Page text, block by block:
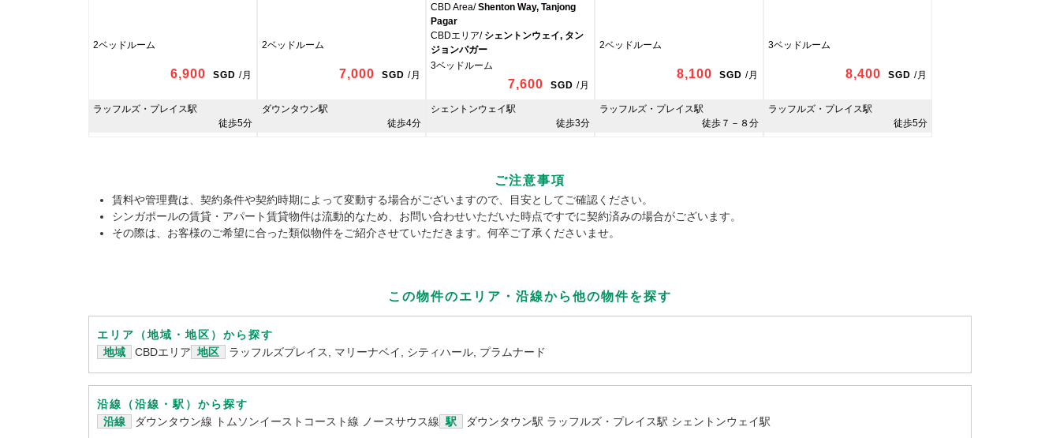
2ベッドルーム
6,900 SGD /月
ラッフルズ・プレイス駅
徒歩5分
2ベッドルーム
7,000 SGD /月
ダウンタウン駅
徒歩4分
CBD Area/Shenton Way, Tanjong
Pagar
CBDエリア/ シェントンウェイ, タン
ジョンパガー
3ベッドルーム
7,600 SGD /月
シェントンウェイ駅
徒歩3分
2ベッドルーム
8,100 SGD /月
ラッフルズ・プレイス駅
徒歩７－８分
3ベッドルーム
8,400 SGD /月
ラッフルズ・プレイス駅
徒歩5分
ご注意事項
賃料や管理費は、契約条件や契約時期によって変動する場合がございますので、目安としてご確認ください。
シンガポールの賃貸・アパート賃貸物件は流動的なため、お問い合わせいただいた時点ですでに契約済みの場合がございます。
その際は、お客様のご希望に合った類似物件をご紹介させていただきます。何卒ご了承くださいませ。
この物件のエリア・沿線から 他の物件を探す
エリア（地域・地区）から探す
地域
CBDエリア 地区 ラッフルズプレイス, マリーナベイ, シティハール, プラムナード
沿線（沿線・駅）から探す
沿線
ダウンタウン線 トムソンイーストコースト線 ノースサウス線 駅 ダウンタウン駅 ラッフルズ・プレイス駅 シェントンウェイ駅